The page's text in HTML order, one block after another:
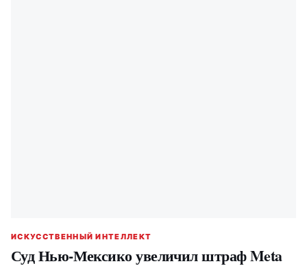
ИСКУССТВЕННЫЙ ИНТЕЛЛЕКТ
Суд Нью-Мексико увеличил штраф Meta